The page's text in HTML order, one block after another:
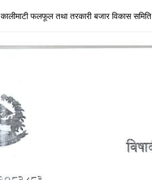
कालीमाटी फलफूल तथा तरकारी बजार विकास समिति